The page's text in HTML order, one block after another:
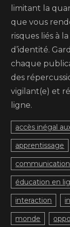
limitant la
que vous
risques liés à
d’identité.
chaque
des
vigilant(e) et
ligne.
accès inégal
apprentissage
communication
éducation en
interaction
monde